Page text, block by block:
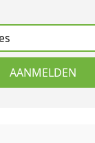
AANMELDEN